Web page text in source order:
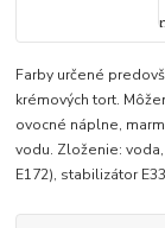
Farby určené
krémových tort.
ovocné náplne,
vodu. Zloženie: voda,
E172), stabilizátor